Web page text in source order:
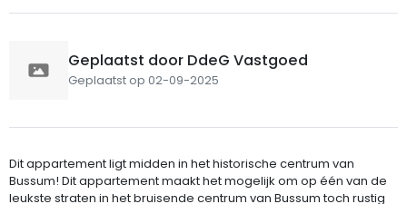
Geplaatst door DdeG Vastgoed
Geplaatst op 02-09-2025
Dit appartement ligt midden in het historische centrum van
Bussum! Dit appartement maakt het mogelijk om op één van de
leukste straten in het bruisende centrum van Bussum toch rustig